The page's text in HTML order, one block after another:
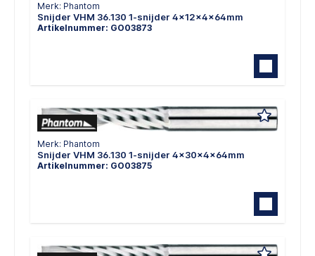
Merk: Phantom
Snijder VHM 36.130 1-snijder 4x12x4x64mm
Artikelnummer: GO03873
Merk: Phantom
Snijder VHM 36.130 1-snijder 4x30x4x64mm
Artikelnummer: GO03875